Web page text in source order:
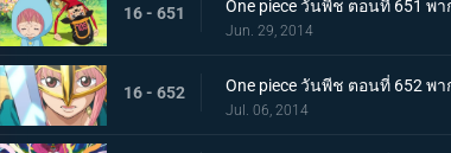
16 - 651 One piece วันพีช ตอนที่ 651 พ
Jun. 29, 2014
16 - 652 One piece วันพีช ตอนที่ 652 พ
Jul. 06, 2014